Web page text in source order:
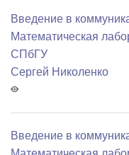
Введение в
Математичеcкая
СПбГУ
Сергей Николенко
Введение в